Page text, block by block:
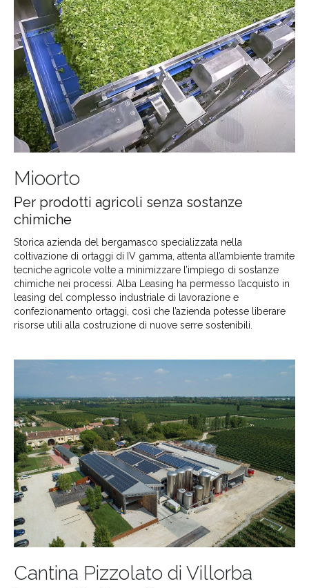
Mioorto
Per prodotti agricoli senza sostanze
chimiche
Storica azienda del bergamasco specializzata nella
coltivazione di ortaggi di IV gamma, attenta all’ambiente tramite
tecniche agricole volte a minimizzare l’impiego di sostanze
chimiche nei processi. Alba Leasing ha permesso l’acquisto in
leasing del complesso industriale di lavorazione e
confezionamento ortaggi, così che l’azienda potesse liberare
risorse utili alla costruzione di nuove serre sostenibili.
Cantina Pizzolato di Villorba